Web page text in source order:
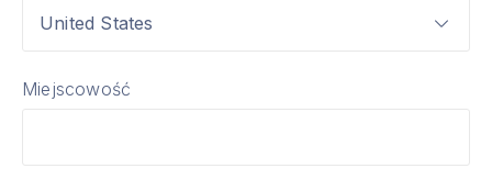
United States
Miejscowość